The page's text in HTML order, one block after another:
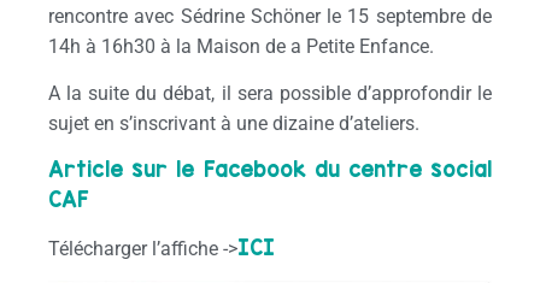
rencontre avec Sédrine Schöner le 15 septembre de
14h à 16h30 à la Maison de a Petite Enfance.
A la suite du débat, il sera possible d’approfondir le
sujet en s’inscrivant à une dizaine d’ateliers.
Article sur le Facebook du centre social
CAF
Télécharger l’affiche ->ICI